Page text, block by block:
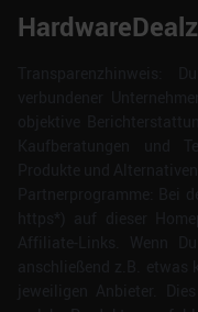
HardwareDealz